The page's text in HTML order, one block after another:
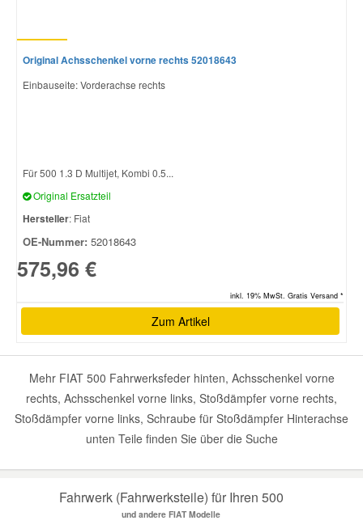
Original Achsschenkel vorne rechts 52018643
Einbauseite: Vorderachse rechts
Für 500 1.3 D Multijet, Kombi 0.5...
Original Ersatzteil
Hersteller: Fiat
OE-Nummer: 52018643
575,96 €
inkl. 19% MwSt. Gratis Versand *
Zum Artikel
Mehr FIAT 500 Fahrwerksfeder hinten, Achsschenkel vorne
rechts, Achsschenkel vorne links, Stoßdämpfer vorne rechts,
Stoßdämpfer vorne links, Schraube für Stoßdämpfer Hinterachse
unten Teile finden Sie über die Suche
Fahrwerk (Fahrwerksteile) für Ihren 500
und andere FIAT Modelle